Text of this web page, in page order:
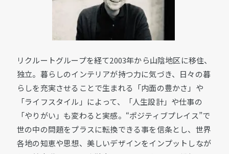
リクルートグループを経て2003年から山陰地区に移住、
独立。暮らしのインテリアが持つ力に気づき、日々の暮
らしを充実させることで生まれる「内面の豊かさ」や
「ライフスタイル」によって、「人生設計」や仕事の
「やりがい」も変わると実感。“ポジティブプレイス”で
世の中の問題をプラスに転換できる事を信条とし、世界
各地の知恵や思想、美しいデザインをインプットしなが